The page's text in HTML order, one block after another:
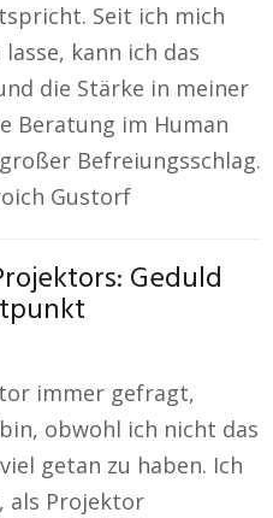
Seit ich mich
kann ich das
die Stärke in meiner
Beratung im Human
Befreiungsschlag.
Gustorf
Geduld
immer gefragt,
obwohl ich nicht das
getan zu haben. Ich
als Projektor